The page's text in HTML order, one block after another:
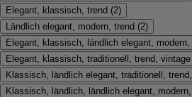
Elegant, klassisch, trend (2)
Ländlich elegant, modern, trend (2)
Elegant, klassisch, ländlich elegant, modern,
Elegant, klassisch, traditionell, trend, vintage
Klassisch, ländlich elegant, traditionell,
Klassisch, ländlich, ländlich elegant, modern,